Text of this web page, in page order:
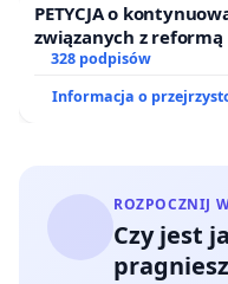
PETYCJA o
związanych z
328 podpisów
Informacja o
ROZPOCZNIJ
Czy jest